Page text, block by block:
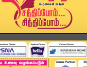
விளையாட்டு